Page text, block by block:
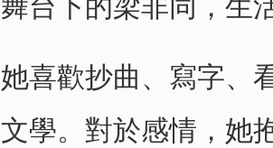
舞台下的梁非同，生
她喜歡抄曲、寫字、
文學。對於感情，她